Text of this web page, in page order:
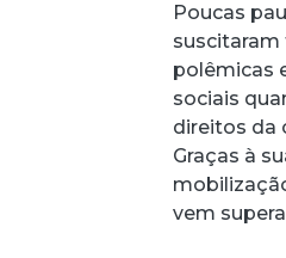
Poucas
polêmicas
sociais
direitos da
Graças à
vem